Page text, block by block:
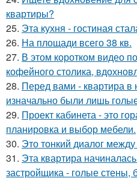
квартиры?
25. Эта кухня - гостиная
26. На площади всего 38 кв.
27. В этом коротком видео
кофейного столика,
28. Перед вами - квартира в
изначально были лишь
29. Проект кабинета - это
планировка и выбор мебели.
30. Это тонкий диалог
31. Эта квартира
застройщика - голые